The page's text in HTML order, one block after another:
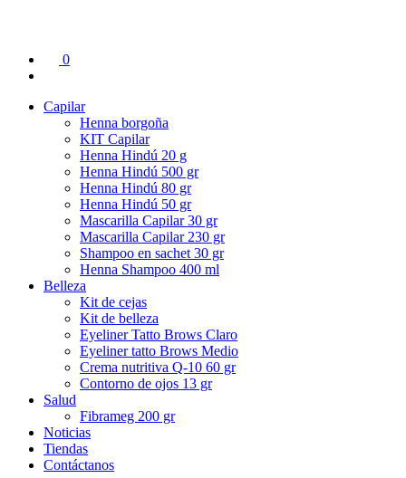
0
Capilar
Henna borgoña
KIT Capilar
Henna Hindú 20 g
Henna Hindú 500 gr
Henna Hindú 80 gr
Henna Hindú 50 gr
Mascarilla Capilar 30 gr
Mascarilla Capilar 230 gr
Shampoo en sachet 30 gr
Henna Shampoo 400 ml
Belleza
Kit de cejas
Kit de belleza
Eyeliner Tatto Brows Claro
Eyeliner tatto Brows Medio
Crema nutritiva Q-10 60 gr
Contorno de ojos 13 gr
Salud
Fibrameg 200 gr
Noticias
Tiendas
Contáctanos